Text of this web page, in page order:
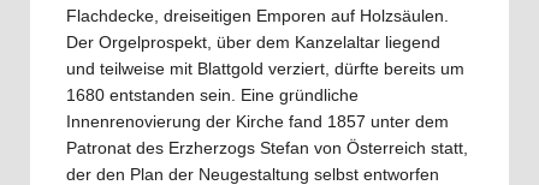
Flachdecke, dreiseitigen Emporen auf Holzsäulen.
Der Orgelprospekt, über dem Kanzelaltar liegend
und teilweise mit Blattgold verziert, dürfte bereits um
1680 entstanden sein. Eine gründliche
Innenrenovierung der Kirche fand 1857 unter dem
Patronat des Erzherzogs Stefan von Österreich statt,
der den Plan der Neugestaltung selbst entworfen